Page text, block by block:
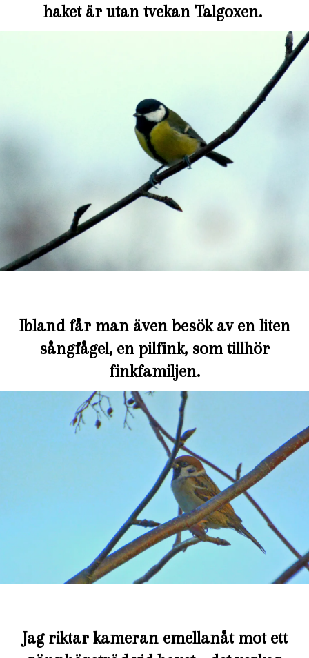
haket är utan tvekan Talgoxen.
Ibland får man även besök av en liten
sångfågel, en pilfink, som tillhör
finkfamiljen.
Jag riktar kameran emellanåt mot ett